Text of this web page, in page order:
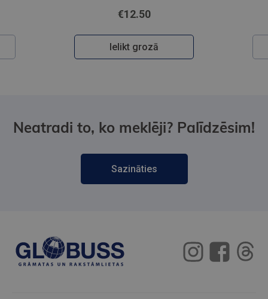
€12.50
Ielikt grozā
Neatradi to, ko meklēji? Palīdzēsim!
Sazināties